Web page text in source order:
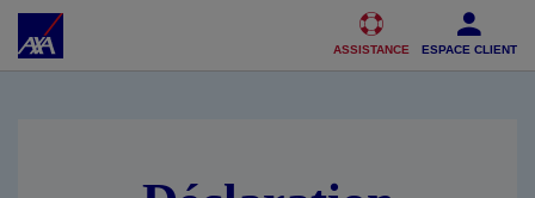
Accéder au Contenu Accéder au Pied de page
ASSISTANCE ESPACE CLIENT